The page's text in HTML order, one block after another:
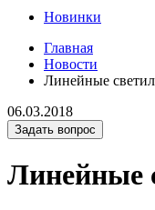
Новинки
Главная
Новости
Линейные
06.03.2018
Задать вопрос
Линейные